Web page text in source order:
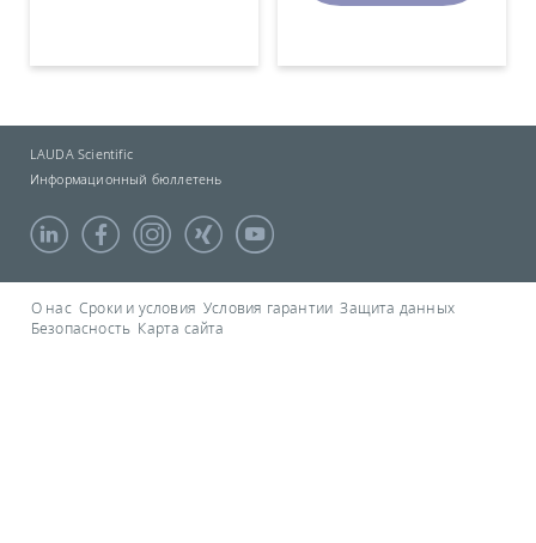
LAUDA Scientific
Информационный бюллетень
О нас Сроки и условия Условия гарантии Защита данных
Безопасность Карта сайта